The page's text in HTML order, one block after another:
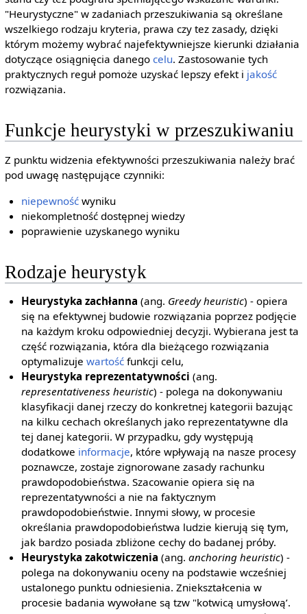
"Heurystyczne" w zadaniach przeszukiwania są określane
wszelkiego rodzaju kryteria, prawa czy tez zasady, dzięki
którym możemy wybrać najefektywniejsze kierunki działania
dotyczące osiągnięcia danego celu. Zastosowanie tych
praktycznych reguł pomoże uzyskać lepszy efekt i jakość
rozwiązania.
Funkcje heurystyki w przeszukiwaniu
Z punktu widzenia efektywności przeszukiwania należy brać
pod uwagę następujące czynniki:
niepewność wyniku
niekompletność dostępnej wiedzy
poprawienie uzyskanego wyniku
Rodzaje heurystyk
Heurystyka zachłanna (ang. Greedy heuristic) - opiera
się na efektywnej budowie rozwiązania poprzez podjęcie
na każdym kroku odpowiedniej decyzji. Wybierana jest ta
część rozwiązania, która dla bieżącego rozwiązania
optymalizujewartość funkcji celu,
Heurystyka reprezentatywności (ang.
representativeness heuristic) - polega na dokonywaniu
klasyfikacji danej rzeczy do konkretnej kategorii bazując
na kilku cechach określanych jako reprezentatywne dla
tej danej kategorii. W przypadku, gdy występują
dodatkowe informacje, które wpływają na nasze procesy
poznawcze, zostaje zignorowane zasady rachunku
prawdopodobieństwa. Szacowanie opiera się na
reprezentatywności a nie na faktycznym
prawdopodobieństwie. Innymi słowy, w procesie
określania prawdopodobieństwa ludzie kierują się tym,
jak bardzo posiada zbliżone cechy do badanej próby.
Heurystyka zakotwiczenia (ang.anchoring heuristic) -
polega na dokonywaniu oceny na podstawie wcześniej
ustalonego punktu odniesienia. Zniekształcenia w
procesie badania wywołane są tzw "kotwicą umysłową’.